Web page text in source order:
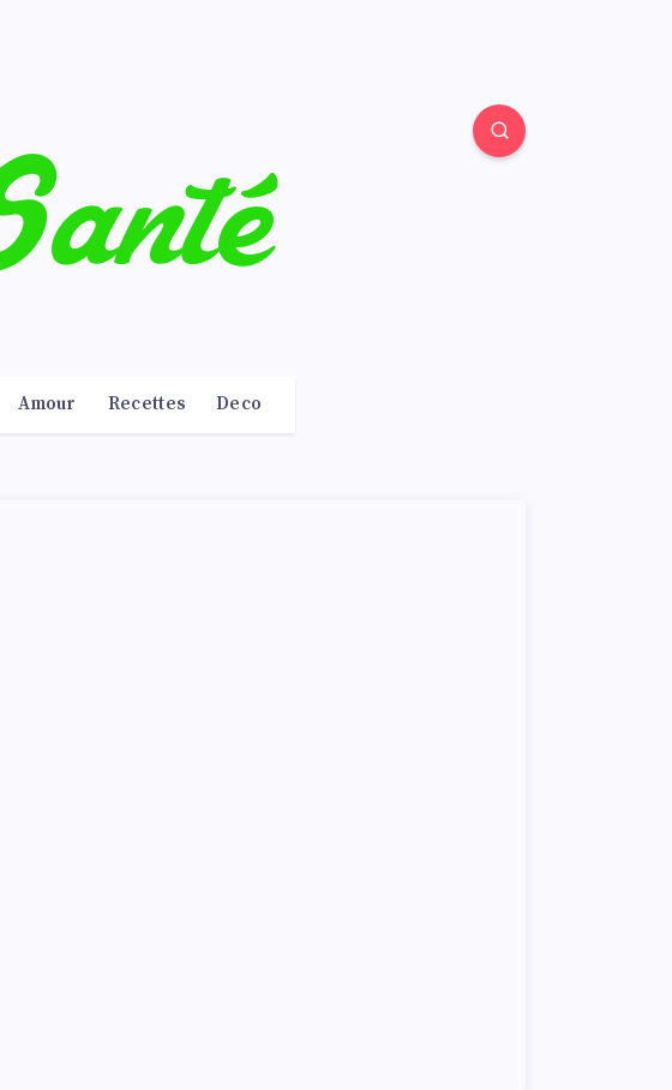
Amour Recettes Deco